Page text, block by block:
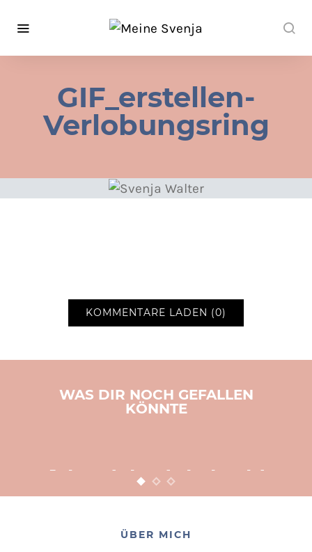
GIF_erstellen-
Verlobungsring
KOMMENTARE LADEN (0)
WAS DIR NOCH GEFALLEN
KÖNNTE
Adventsbasteln leicht
gemacht
POSTED ON
ÜBER MICH